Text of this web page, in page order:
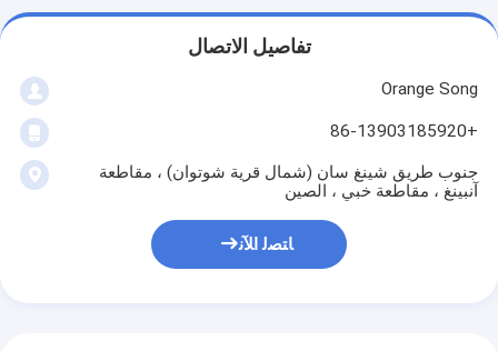
تفاصيل الاتصال
Orange Song
+86-13903185920
جنوب طريق شينغ سان (شمال قرية شوتوان) ، مقاطعة
آنبينغ ، مقاطعة خبي ، الصين
ﺎﺘﺼﻟ ﺍﻶﻧ